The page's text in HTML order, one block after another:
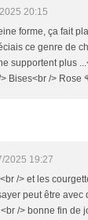
20:15
forme, ça fait
ce genre de
supportent plus
Bises<br /> Rose
2025 19:27
/> et les
peut être avec
/> bonne fin de